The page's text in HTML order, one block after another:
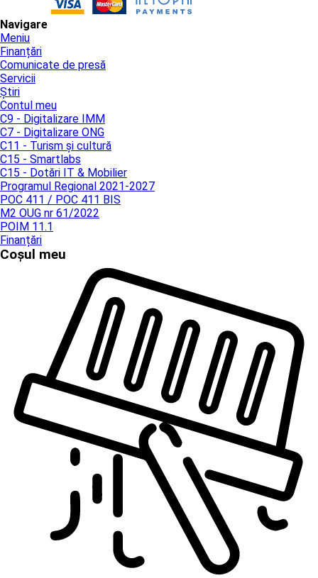
Navigare
Meniu
Finanțări
Comunicate de presă
Servicii
Știri
Contul meu
C9 - Digitalizare IMM
C7 - Digitalizare ONG
C11 - Turism și cultură
C15 - Smartlabs
C15 - Dotări IT & Mobilier
Programul Regional 2021-2027
POC 411 / POC 411 BIS
M2 OUG nr 61/2022
POIM 11.1
Finanțări
Coșul meu